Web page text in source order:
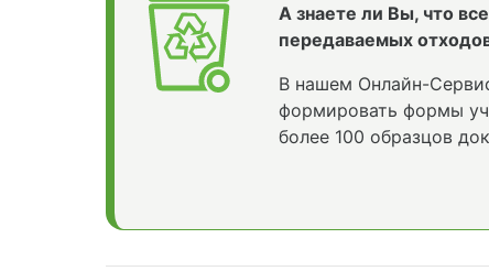
А знаете ли Вы, что
передаваемых
В нашем Онлайн-
формировать формы
более 100 образцов